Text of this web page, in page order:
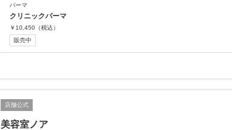
パーマ
クリニックパーマ
￥ 10,450 （税込）
販売中
店舗公式
美容室ノア